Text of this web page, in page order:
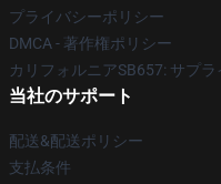
プライバシーポリシー
DMCA - 著作権ポリシー
カリフォルニアSB657: サプ
当社のサポート
配送&配送ポリシー
支払条件